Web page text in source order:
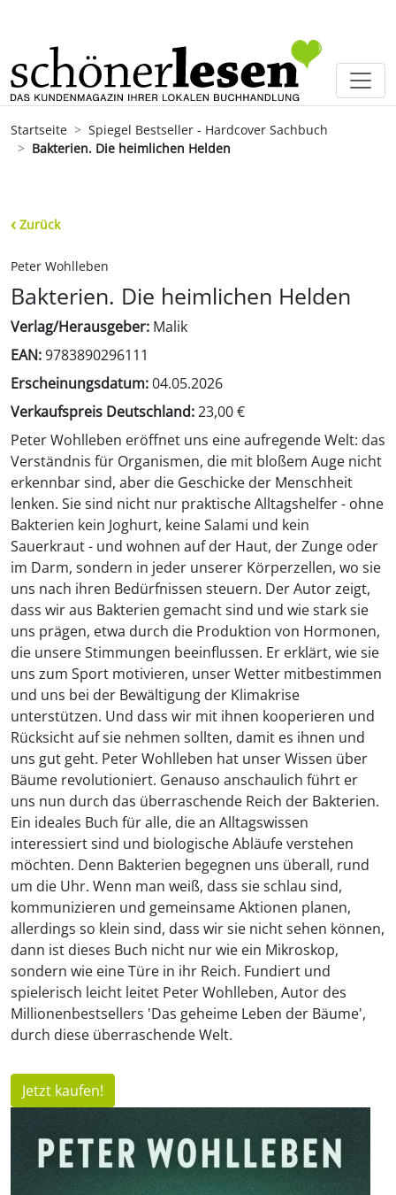
Startseite
Spiegel Bestseller - Hardcover Sachbuch
Bakterien. Die heimlichen Helden
‹ Zurück
Peter Wohlleben
Bakterien. Die heimlichen Helden
Verlag/Herausgeber: Malik
EAN:9783890296111
Erscheinungsdatum:04.05.2026
Verkaufspreis Deutschland:23,00 €
Peter Wohlleben eröffnet uns eine aufregende Welt: das
Verständnis für Organismen, die mit bloßem Auge nicht
erkennbar sind, aber die Geschicke der Menschheit
lenken. Sie sind nicht nur praktische Alltagshelfer - ohne
Bakterien kein Joghurt, keine Salami und kein
Sauerkraut - und wohnen auf der Haut, der Zunge oder
im Darm, sondern in jeder unserer Körperzellen, wo sie
uns nach ihren Bedürfnissen steuern. Der Autor zeigt,
dass wir aus Bakterien gemacht sind und wie stark sie
uns prägen, etwa durch die Produktion von Hormonen,
die unsere Stimmungen beeinflussen. Er erklärt, wie sie
uns zum Sport motivieren, unser Wetter mitbestimmen
und uns bei der Bewältigung der Klimakrise
unterstützen. Und dass wir mit ihnen kooperieren und
Rücksicht auf sie nehmen sollten, damit es ihnen und
uns gut geht. Peter Wohlleben hat unser Wissen über
Bäume revolutioniert. Genauso anschaulich führt er
uns nun durch das überraschende Reich der Bakterien.
Ein ideales Buch für alle, die an Alltagswissen
interessiert sind und biologische Abläufe verstehen
möchten. Denn Bakterien begegnen uns überall, rund
um die Uhr. Wenn man weiß, dass sie schlau sind,
kommunizieren und gemeinsame Aktionen planen,
allerdings so klein sind, dass wir sie nicht sehen können,
dann ist dieses Buch nicht nur wie ein Mikroskop,
sondern wie eine Türe in ihr Reich. Fundiert und
spielerisch leicht leitet Peter Wohlleben, Autor des
Millionenbestsellers 'Das geheime Leben der Bäume',
durch diese überraschende Welt.
Jetzt kaufen!